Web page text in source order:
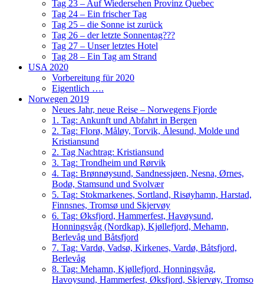
Tag 23 – Auf Wiedersehen Provinz Quebec
Tag 24 – Ein frischer Tag
Tag 25 – die Sonne ist zurück
Tag 26 – der letzte Sonnentag???
Tag 27 – Unser letztes Hotel
Tag 28 – Ein Tag am Strand
USA 2020
Vorbereitung für 2020
Eigentlich ….
Norwegen 2019
Neues Jahr, neue Reise – Norwegens Fjorde
1. Tag: Ankunft und Abfahrt in Bergen
2. Tag: Florø, Måløy, Torvik, Ålesund, Molde und
Kristiansund
2. Tag Nachtrag: Kristiansund
3. Tag: Trondheim und Rørvik
4. Tag: Brønnøysund, Sandnessjøen, Nesna, Ørnes,
Bodø, Stamsund und Svolvær
5. Tag: Stokmarkenes, Sortland, Risøyhamn, Harstad,
Finnsnes, Tromsø und Skjervøy
6. Tag: Øksfjord, Hammerfest, Havøysund,
Honningsvåg (Nordkap), Kjøllefjord, Mehamn,
Berlevåg und Båtsfjord
7. Tag: Vardø, Vadsø, Kirkenes, Vardø, Båtsfjord,
Berlevåg
8. Tag: Mehamn, Kjøllefjord, Honningsvåg,
Havoysund, Hammerfest, Øksfjord, Skjervøy, Tromso